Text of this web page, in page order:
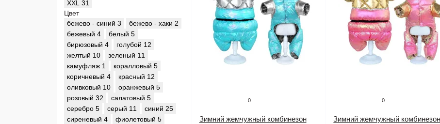
XXL 31
Цвет
бежево - синий 3 бежево - хаки 2
бежевый 4 белый 5
бирюзовый 4 голубой 12
желтый 10 зеленый 11
камуфляж 1 коралловый 5
коричневый 4 красный 12
оливковый 10 оранжевый 5
розовый 32 салатовый 5
серебро 5 серый 11 синий 25
сиреневый 4 фиолетовый 5
0
Зимний жемчужный комбинезон
0
Зимний жемчужный комбинезон